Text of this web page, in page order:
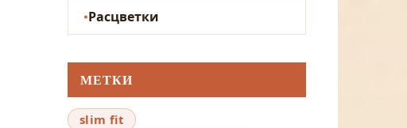
Расцветки
МЕТКИ
slim fit